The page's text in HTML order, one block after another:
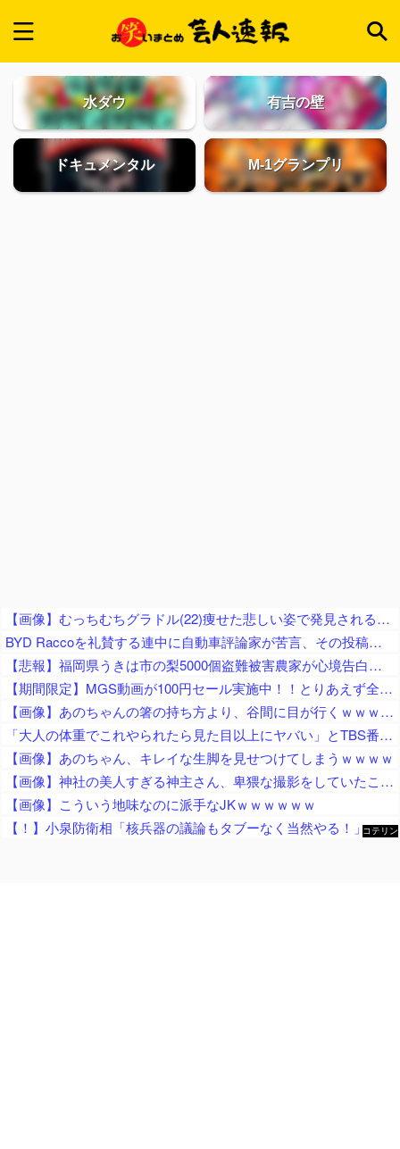
水ダウ 有吉の壁
ドキュメンタル M-1グランプリ
【画像】むっちむちグラドル(22)痩せた悲しい姿で発見されるｗｗ
BYD Raccoを礼賛する連中に自動車評論家が苦言、その投稿に雉で有名な別評論家が噛みついてしまい……
【悲報】福岡県うきは市の梨5000個盗難被害農家が心境告白「犯人を推測して、ご迷惑をお掛けしている方もいるので配慮を！」
【期間限定】MGS動画が100円セール実施中！！とりあえず全部買うやろｗｗｗｗｗ
【画像】あのちゃんの箸の持ち方より、谷間に目が行くｗｗｗｗｗｗｗｗｗｗｗｗｗｗｗｗｗ
「大人の体重でこれやられたら見た目以上にヤバい」とTBS番組で起きた”放送事故”に視聴者騒然、仕掛けたやつもずっとヘラヘラしてるだけで……
【画像】あのちゃん、キレイな生脚を見せつけてしまうｗｗｗｗ
【画像】神社の美人すぎる神主さん、卑猥な撮影をしていたことが判明ｗｗｗｗｗｗｗｗ
【画像】こういう地味なのに派手なJKｗｗｗｗｗｗ
【！】小泉防衛相「核兵器の議論もタブーなく当然やる！」 → 漫画家さん「テレビも新聞も騒げ！憲法違反の暴論！辞任どころか辞職すべき！」
コテリン